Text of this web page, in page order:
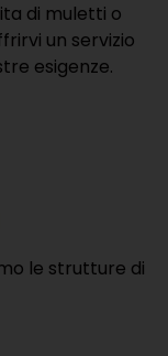
di muletti o
un servizio
esigenze.
le strutture di